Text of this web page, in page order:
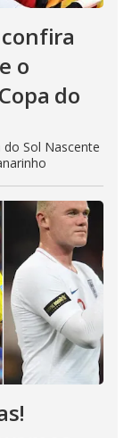
o
do
Sol Nascente